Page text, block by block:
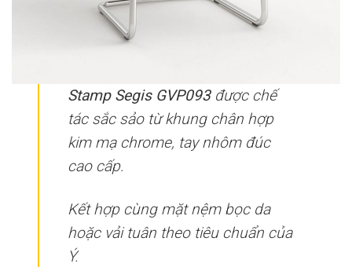
Stamp Segis GVP093 được chế
tác sắc sảo từ khung chân hợp
kim mạ chrome, tay nhôm đúc
cao cấp.
Kết hợp cùng mặt nệm bọc da
hoặc vải tuân theo tiêu chuẩn của
Ý.